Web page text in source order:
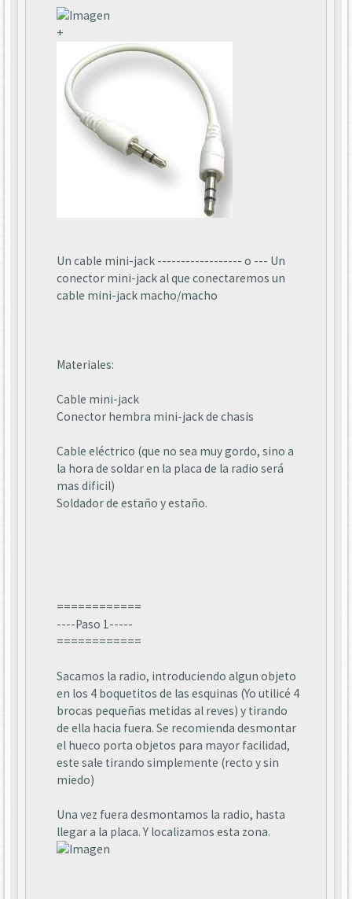
+
Un cable mini-jack ------------------ o --- Un
conector mini-jack al que conectaremos un
cable mini-jack macho/macho
Materiales:
Cable mini-jack
Conector hembra mini-jack de chasis
Cable eléctrico (que no sea muy gordo, sino a
la hora de soldar en la placa de la radio será
mas dificil)
Soldador de estaño y estaño.
============
----Paso 1-----
============
Sacamos la radio, introduciendo algun objeto
en los 4 boquetitos de las esquinas (Yo utilicé 4
brocas pequeñas metidas al reves) y tirando
de ella hacia fuera. Se recomienda desmontar
el hueco porta objetos para mayor facilidad,
este sale tirando simplemente (recto y sin
miedo)
Una vez fuera desmontamos la radio, hasta
llegar a la placa. Y localizamos esta zona.